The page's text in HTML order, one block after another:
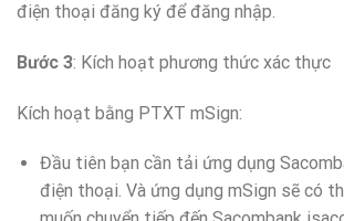
điện thoại đăng ký để đăng nhập.
Bước 3: Kích hoạt phương thức xác thực
Kích hoạt bằng PTXT mSign:
Đầu tiên bạn cần tải ứng dụng
điện thoại. Và ứng dụng mSign sẽ có